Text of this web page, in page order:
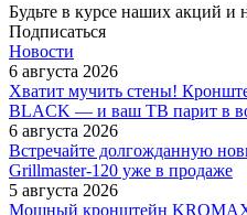
Будьте в курсе наших акций и
Подписаться
Новости
6 августа 2026
Хватит мучить стены!
BLACK — и ваш ТВ парит в
6 августа 2026
Встречайте долгожданную
Grillmaster-120 уже в продаже
5 августа 2026
Мощный кронштейн